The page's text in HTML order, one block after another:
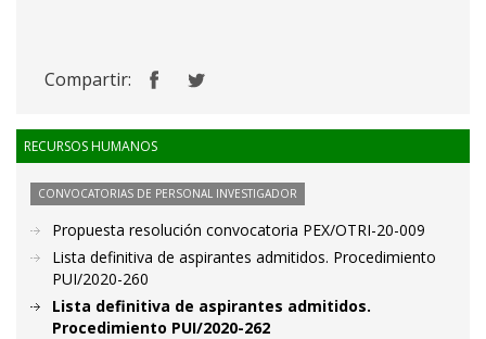
Compartir:
RECURSOS HUMANOS
CONVOCATORIAS DE PERSONAL INVESTIGADOR
Propuesta resolución convocatoria PEX/OTRI-20-009
Lista definitiva de aspirantes admitidos. Procedimiento
PUI/2020-260
Lista definitiva de aspirantes admitidos.
Procedimiento PUI/2020-262